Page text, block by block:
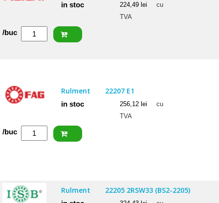
in stoc 224,49 lei
cu
TVA
Cantitate
NACHI
/buc
Rulment 22207 E1
in stoc 256,12 lei
cu
TVA
Cantitate
/buc
Rulment 22205 2RSW33 (BS2-2205)